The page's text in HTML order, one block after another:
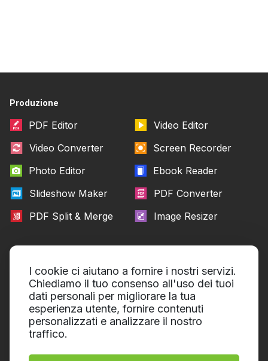
I cookie ci aiutano a fornire i nostri servizi.
Chiediamo il tuo consenso all'uso dei tuoi
dati personali per migliorare la tua
esperienza utente, fornire contenuti
personalizzati e analizzare il nostro
traffico.
Produzione
PDF Editor
Video Editor
Video Converter
Screen Recorder
Photo Editor
Ebook Reader
Slideshow Maker
PDF Converter
PDF Split & Merge
Image Resizer
A proposito di Icecream Apps
Ufficio stampa
I nostri autori
Portale di apprendimento
Supporto tecnico
Termini del servizios